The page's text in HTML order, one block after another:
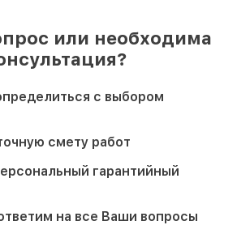
или необходима
с выбором
смету работ
гарантийный
на все Ваши вопросы